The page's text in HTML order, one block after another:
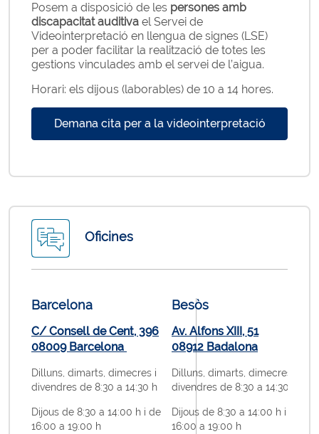
Posem a disposició de les persones amb
discapacitat auditiva el Servei de
Videointerpretació en llengua de signes (LSE)
per a poder facilitar la realització de totes les
gestions vinculades amb el servei de l’aigua.
Horari: els dijous (laborables) de 10 a 14 hores.
Demana cita per a la videointerpretació
Oficines
Barcelona
C/ Consell de Cent, 396
08009 Barcelona
Dilluns, dimarts, dimecres i
divendres de 8:30 a 14:30 h
Dijous de 8:30 a 14:00 h i de
16:00 a 19:00 h
Besòs
Av. Alfons XIII, 51
08912 Badalona
Dilluns, dimarts, dimecres i
divendres de 8:30 a 14:30 h
Dijous de 8:30 a 14:00 h i de
16:00 a 19:00 h